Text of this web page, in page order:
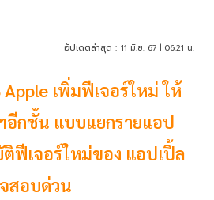
อัปเดตล่าสุด : 11 มิ.ย. 67 | 06:21 น.
Apple เพิ่มฟีเจอร์ใหม่ ให้
อีกชั้น แบบแยกรายแอป
ฟีเจอร์ใหม่ของ แอปเปิ้ล
สอบด่วน